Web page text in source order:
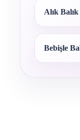
Alık
Bebişle